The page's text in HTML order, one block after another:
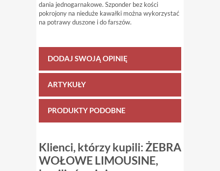
dania jednogarnakowe. Szponder bez kości
pokrojony na nieduże kawałki można wykorzystać
na potrawy duszone i do farszów.
DODAJ SWOJĄ OPINIĘ
ARTYKUŁY
PRODUKTY PODOBNE
Klienci, którzy kupili: ŻEBRA
WOŁOWE LIMOUSINE,